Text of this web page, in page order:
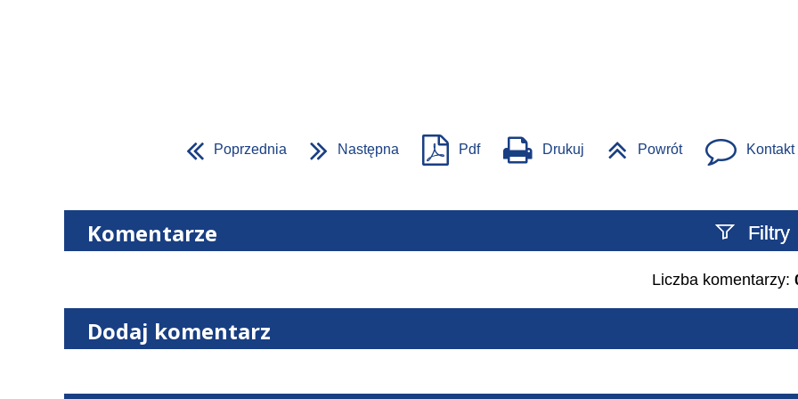
Poprzednia Następna Pdf Drukuj Powrót Kontakt
Komentarze Filtry
Szukany tekst
Liczba komentarzy:
Dodaj komentarz